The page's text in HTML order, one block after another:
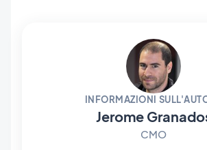
INFORMAZIONI
Jerome
CMO